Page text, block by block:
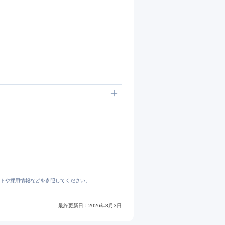
や採用情報などを参照してください。
最終更新日： 2026年8月3日